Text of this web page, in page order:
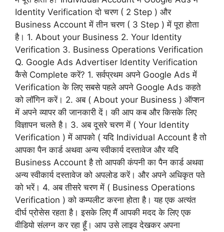
Identity Verification दो चरण ( 2 Step ) और
Business Account में तीन चरण ( 3 Step ) में पूरा होता
है। 1. About your Business 2. Your Identity
Verification 3. Business Operations Verification
Q. Google Ads Advertiser Identity Verification
कैसे Complete करें? 1. सर्वप्रथम अपने Google Ads में
Verification के लिए सबसे पहले अपने Google Ads कहते
को लॉगिन करें। 2. अब ( About your Business ) ऑप्शन
में अपने व्यापर की जानकारी दें। की आप कब और किसके लिए
विज्ञापन चलते है। 3. अब दूसरे चरण में ( Your Identity
Verification ) में आपको ( यदि Individual Account है तो
आपका पैन कार्ड अथवा अन्य स्वीकार्य दस्तावेज और यदि
Business Account है तो आपकी कंपनी का पैन कार्ड अथवा
अन्य स्वीकार्य दस्तावेज को अपलोड करें। और अपने अधिकृत पते
को भरें। 4. अब तीसरे चरण में ( Business Operations
Verification ) को कम्पलीट करना होता है। यह एक अत्यंत
दीर्घ प्रोसेस रहता है। इसके लिए मैं आपकी मदद के लिए एक
वीडियो संलग्न कर रहा हूँ। आप उसे लाइव देखकर अपना